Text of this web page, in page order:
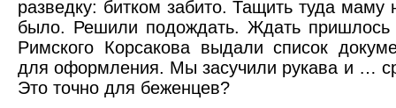
разведку: битком забито. Тащить туда маму
было. Решили подождать. Ждать пришлось
Римского Корсакова выдали список
для оформления. Мы засучили рукава и …
Это точно для беженцев?